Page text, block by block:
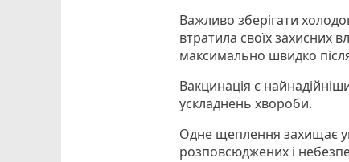
Важливо зберігати
втратила своїх захисних
максимально швидко
Вакцинація є
ускладнень хвороби.
Одне щеплення захищає
розповсюджених і